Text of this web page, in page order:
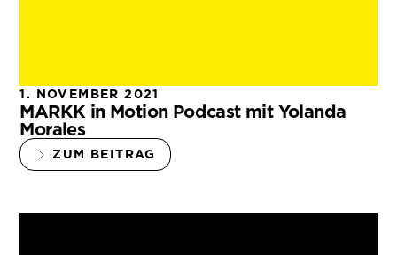
1. NOVEMBER 2021
MARKK in Motion Podcast mit Yolanda
Morales
ZUM BEITRAG